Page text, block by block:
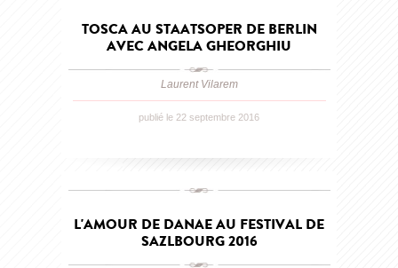
TOSCA AU STAATSOPER DE BERLIN
AVEC ANGELA GHEORGHIU
Laurent Vilarem
publié le 22 septembre 2016
L'AMOUR DE DANAE AU FESTIVAL DE
SAZLBOURG 2016